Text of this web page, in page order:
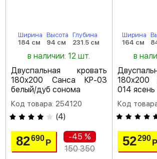
Ширина
184 см
Высота
94 см
Глубина
231.5 см
в наличии: 12 шт.
Двуспальная кровать
180х200 Санса КР-03
белый/дуб сонома
Код товара: 254120
(4)
82690Р
-45 %
150 350
Ширина
164 см
в
180х200
014
Код
52290 Р